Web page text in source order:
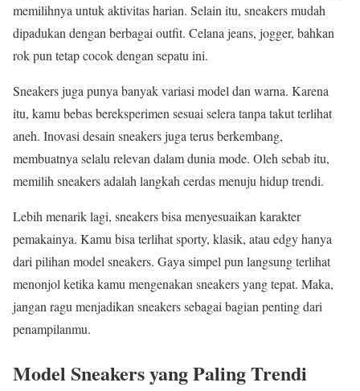
memilihnya untuk aktivitas harian. Selain itu, sneakers mudah
dipadukan dengan berbagai outfit. Celana jeans, jogger, bahkan
rok pun tetap cocok dengan sepatu ini.
Sneakers juga punya banyak variasi model dan warna. Karena
itu, kamu bebas bereksperimen sesuai selera tanpa takut terlihat
aneh. Inovasi desain sneakers juga terus berkembang,
membuatnya selalu relevan dalam dunia mode. Oleh sebab itu,
memilih sneakers adalah langkah cerdas menuju hidup trendi.
Lebih menarik lagi, sneakers bisa menyesuaikan karakter
pemakainya. Kamu bisa terlihat sporty, klasik, atau edgy hanya
dari pilihan model sneakers. Gaya simpel pun langsung terlihat
menonjol ketika kamu mengenakan sneakers yang tepat. Maka,
jangan ragu menjadikan sneakers sebagai bagian penting dari
penampilanmu.
Model Sneakers yang Paling Trendi